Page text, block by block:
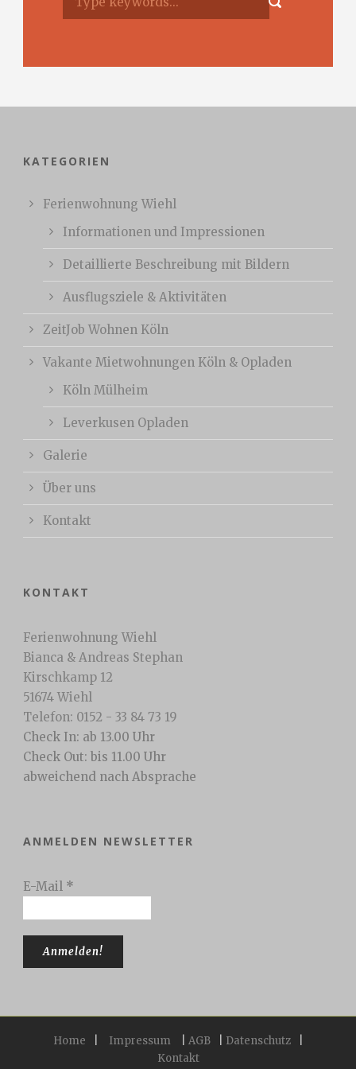
KATEGORIEN
Ferienwohnung Wiehl
Informationen und Impressionen
Detaillierte Beschreibung mit Bildern
Ausflugsziele & Aktivitäten
ZeitJob Wohnen Köln
Vakante Mietwohnungen Köln & Opladen
Köln Mülheim
Leverkusen Opladen
Galerie
Über uns
Kontakt
KONTAKT
Ferienwohnung Wiehl
Bianca & Andreas Stephan
Kirschkamp 12
51674 Wiehl
Telefon: 0152 - 33 84 73 19
Check In: ab 13.00 Uhr
Check Out: bis 11.00 Uhr
abweichend nach Absprache
ANMELDEN NEWSLETTER
E-Mail *
Home Impressum AGB Datenschutz
Kontakt